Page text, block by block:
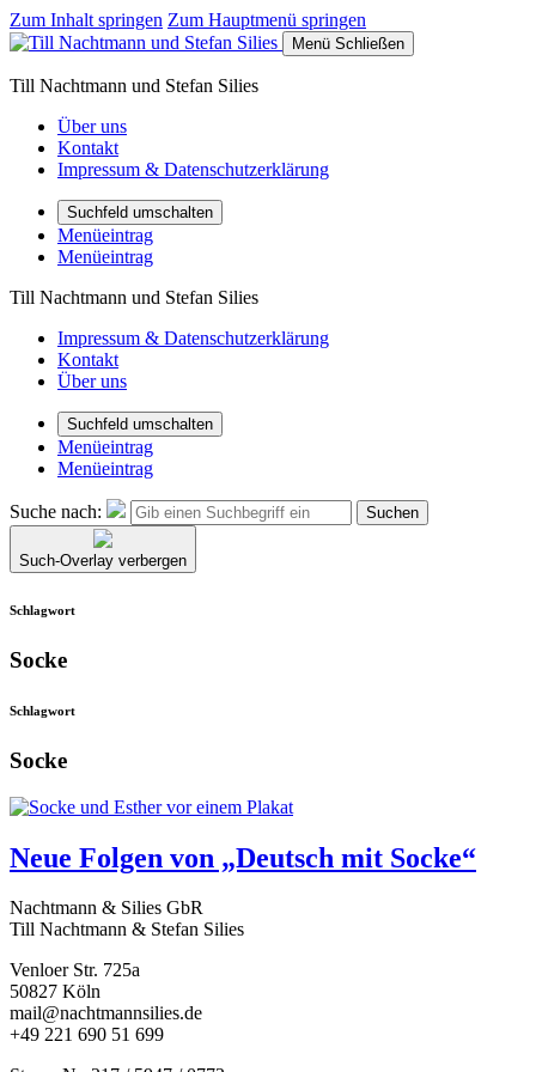
Zum Inhalt springen Zum Hauptmenü springen
Menü Schließen
Till Nachtmann und Stefan Silies
Über uns
Kontakt
Impressum & Datenschutzerklärung
Suchfeld umschalten
Menüeintrag
Menüeintrag
Till Nachtmann und Stefan Silies
Impressum & Datenschutzerklärung
Kontakt
Über uns
Suchfeld umschalten
Menüeintrag
Menüeintrag
Suche nach: Suchen
Such-Overlay verbergen
Schlagwort
Socke
Schlagwort
Socke
Neue Folgen von „Deutsch mit Socke“
Nachtmann & Silies GbR
Till Nachtmann & Stefan Silies
Venloer Str. 725a
50827 Köln
mail@nachtmannsilies.de
+49 221 690 51 699